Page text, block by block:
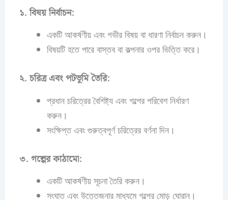
১. বিষয় নির্বাচন:
একটি আকর্ষণীয় এবং গভীর বিষয় বা ধারণা নির্বাচন করুন।
বিষয়টি হতে পারে বাস্তব বা কল্পনার ওপর ভিত্তি করে।
২. চরিত্র এবং পটভূমি তৈরি:
প্রধান চরিত্রের বৈশিষ্ট্য এবং গল্পের পরিবেশ নির্ধারণ
করুন।
সংক্ষিপ্ত এবং গুরুত্বপূর্ণ চরিত্রের বর্ণনা দিন।
৩. গল্পের কাঠামো:
একটি আকর্ষণীয় সূচনা তৈরি করুন।
সংঘাত এবং উত্তেজনার মাধ্যমে গল্পের মোড় ঘোরান।